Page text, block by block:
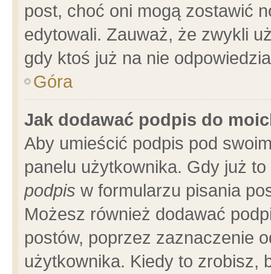
post, choć oni mogą zostawić
edytowali. Zauważ, że zwykli
gdy ktoś już na nie
Góra
Jak dodawać podpis do
Aby umieścić podpis pod
panelu użytkownika. Gdy już
podpis w formularzu pisania
Możesz również dodawać
postów, poprzez zaznaczenie
użytkownika. Kiedy to zrobisz,